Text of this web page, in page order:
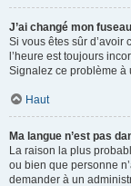
J’ai changé mon
Si vous êtes sûr d’avoir
l’heure est toujours
Signalez ce problème à
Haut
Ma langue n’est pas
La raison la plus
ou bien que personne
demander à un